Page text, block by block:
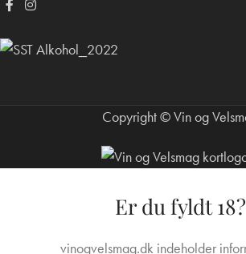
Copyright © Vin og
Er du fyldt 18?
vinogvelsmag.dk indeholder